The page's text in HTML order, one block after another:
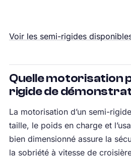
Voir les semi-rigides
Quelle motorisation
rigide de
La motorisation d’un semi-
taille, le poids en charge et
bien dimensionné assure la
la sobriété à vitesse de